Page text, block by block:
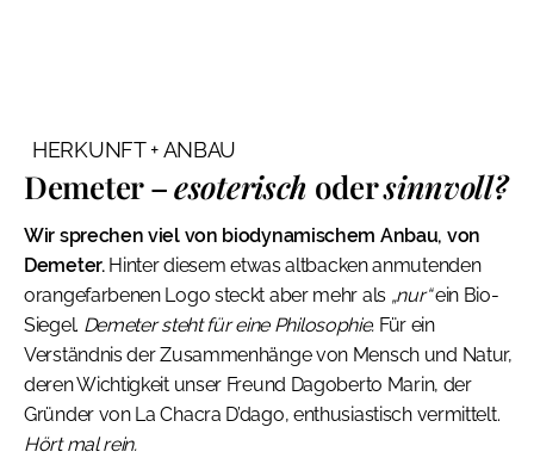
HERKUNFT + ANBAU
Demeter –esoterisch odersinnvoll?
Wir sprechen viel von biodynamischem Anbau, von
Demeter.Hinter diesem etwas altbacken anmutenden
orangefarbenen Logo steckt aber mehr als „nur“ein Bio-
Siegel. Demeter steht für eine Philosophie. Für ein
Verständnis der Zusammenhänge von Mensch und Natur,
deren Wichtigkeit unser Freund Dagoberto Marin, der
Gründer von La Chacra D’dago, enthusiastisch vermittelt.
Hört mal rein.